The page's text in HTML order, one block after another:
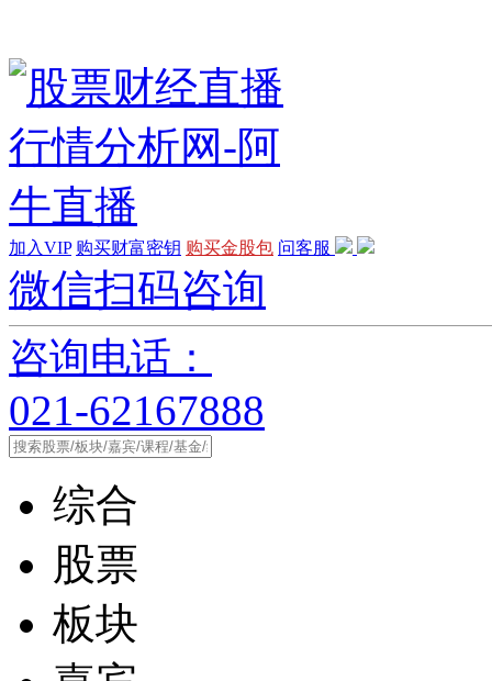
加入VIP 购买财富密钥 购买金股包 问客服
微信扫码咨询
咨询电话：
021-62167888
综合
股票
板块